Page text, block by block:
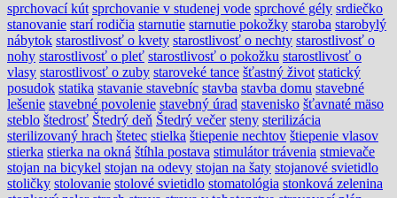
sprchovací kút sprchovanie v studenej vode sprchové gély srdiečko
stanovanie starí rodičia starnutie starnutie pokožky staroba starobylý
nábytok starostlivosť o kvety starostlivosť o nechty starostlivosť o
nohy starostlivosť o pleť starostlivosť o pokožku starostlivosť o
vlasy starostlivosť o zuby staroveké tance šťastný život statický
posudok statika stavanie stavebníc stavba stavba domu stavebné
lešenie stavebné povolenie stavebný úrad stavenisko šťavnaté mäso
steblo štedrosť Štedrý deň Štedrý večer steny sterilizácia
sterilizovaný hrach štetec stielka štiepenie nechtov štiepenie vlasov
stierka stierka na okná štíhla postava stimulátor trávenia stmievače
stojan na bicykel stojan na odevy stojan na šaty stojanové svietidlo
stoličky stolovanie stolové svietidlo stomatológia stonková zelenina